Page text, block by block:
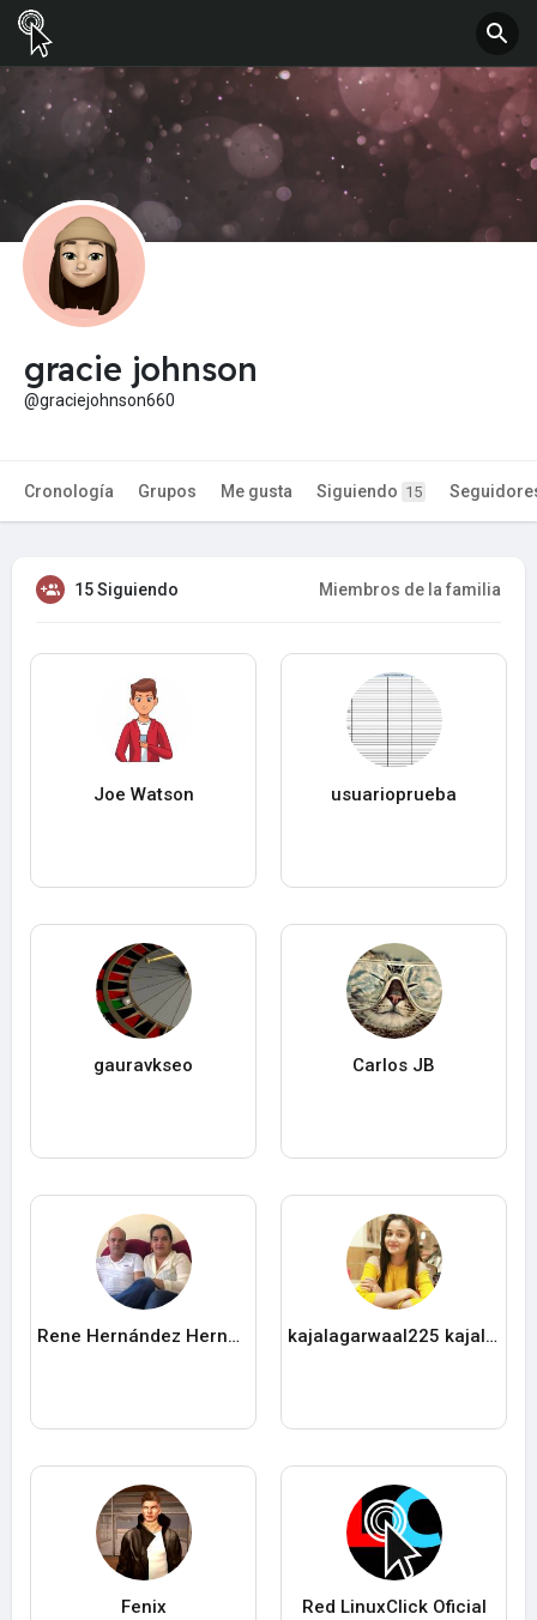
gracie johnson
@graciejohnson660
Cronología Grupos Me gusta Siguiendo 15
15 Siguiendo Miembros de la familia
Joe Watson usuarioprueba
gauravkseo Carlos JB
Rene Hernández Hernández kajalagarwaal225 kajalagarwaal
Fenix Red LinuxClick Oficial